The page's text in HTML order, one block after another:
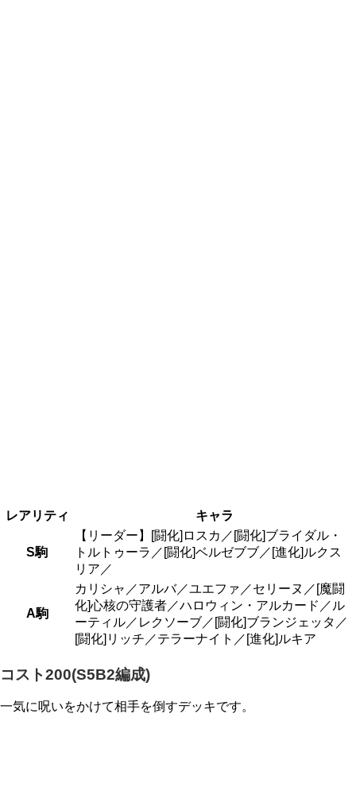
レアリティ キャラ
S駒
【リーダー】[闘化]ロスカ／[闘化]ブライダル・
トルトゥーラ／[闘化]ベルゼブブ／[進化]ルクス
リア／
A駒
カリシャ／アルバ／ユエファ／セリーヌ／[魔闘
化]心核の守護者／ハロウィン・アルカード／ル
ーティル／レクソーブ／[闘化]ブランジェッタ／
[闘化]リッチ／テラーナイト／[進化]ルキア
コスト200(S5B2編成)
一気に呪いをかけて相手を倒すデッキです。